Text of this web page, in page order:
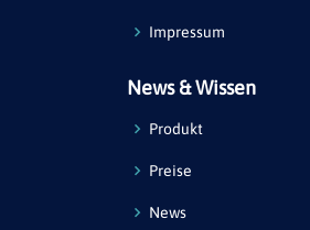
Impressum
News & Wissen
Produkt
Preise
News